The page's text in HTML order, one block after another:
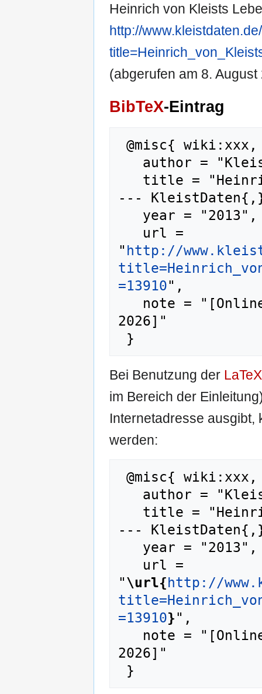
Heinrich von Kleists
http://
(abgerufen am 8. August
BibTeX-Eintrag
---
" http://
=13910",
2026]"
Bei Benutzung der LaTeX
im Bereich der
Internetadresse ausgibt,
werden:
---
"\url{http://
=13910}",
2026]"